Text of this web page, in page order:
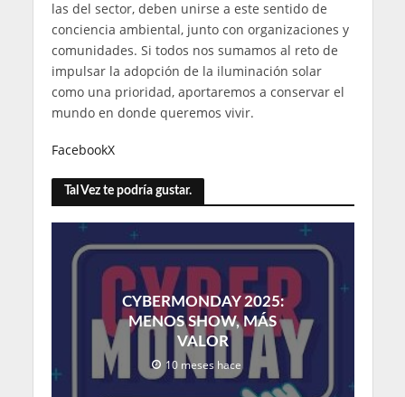
las del sector, deben unirse a este sentido de
conciencia ambiental, junto con organizaciones y
comunidades. Si todos nos sumamos al reto de
impulsar la adopción de la iluminación solar
como una prioridad, aportaremos a conservar el
mundo en donde queremos vivir.
FacebookX
Tal Vez te podría gustar.
CYBERMONDAY 2025:
MENOS SHOW, MÁS
VALOR
10 meses hace